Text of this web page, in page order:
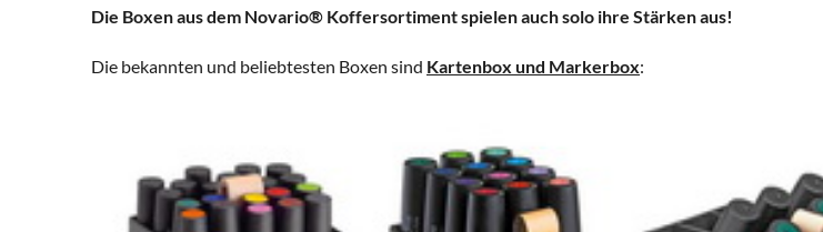
Die Boxen aus dem Novario® Koffersortiment spielen auch solo ihre Stärken aus!
Die bekannten und beliebtesten Boxen sind Kartenbox und Markerbox: